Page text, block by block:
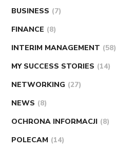
BUSINESS (7)
FINANCE (8)
INTERIM MANAGEMENT (58)
MY SUCCESS STORIES (14)
NETWORKING (27)
NEWS (8)
OCHRONA INFORMACJI (8)
POLECAM (14)